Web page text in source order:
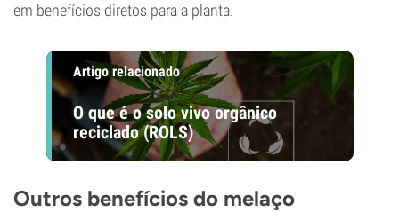
em benefícios diretos para a planta.
Artigo relacionado
O que é o solo vivo orgânico
reciclado (ROLS)
Outros benefícios do melaço